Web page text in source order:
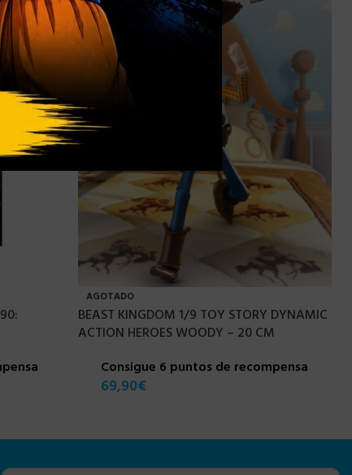
AGOTADO
BEAST KINGDOM 1/9 TOY STORY DYNAMIC
ACTION HEROES WOODY – 20 CM
Consigue 6 puntos de recompensa
69,90€